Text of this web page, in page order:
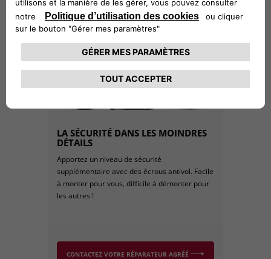
CONTACTEZ VOTRE RÉPARATEUR AGRÉÉ
LA SÉCURITÉ DANS LES MOINDRES
DÉTAILS
Apportez un niveau de sécurité
supplémentaire avec des écrous antivol. Facile
à monter pour vous, difficile à démonter pour
les autres !
CONTACTEZ VOTRE RÉPARATEUR AGRÉÉ